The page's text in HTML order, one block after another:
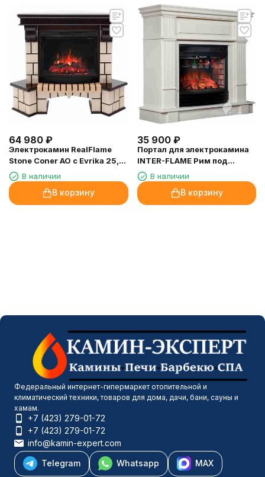
64 980 ₽
Электрокамин RealFlame
Stone Coner AO c Evrika 25,5
LED, звуковая имитация
горения
В наличии
В корзину
35 900 ₽
Портал для электрокамина
INTER-FLAME Рим под
Panoramic 25 бежевый
В наличии
В корзину
Федеральный интернет-гипермаркет отопительной и
климатический техники, товаров для дома, дачи, бани, сауны и
хамам.
+7 (423) 279-01-72
+7 (423) 279-01-72
info@kamin-expert.com
Telegram
Whatsapp MAX